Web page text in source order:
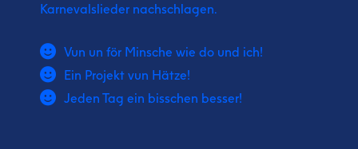
Karnevalslieder nachschlagen.
Vun un för Minsche wie do und ich!
Ein Projekt vun Hätze!
Jeden Tag ein bisschen besser!